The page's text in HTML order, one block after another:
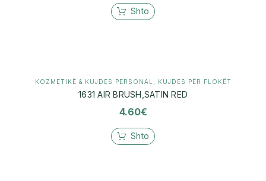
Shto
KOZMETIKË & KUJDES PERSONAL KUJDES PËR FLOKËT
1631 AIR BRUSH,SATIN RED
4.60€
Shto